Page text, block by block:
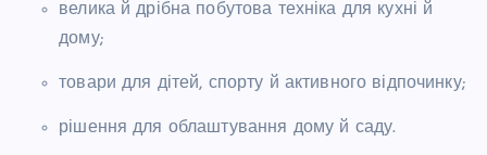
велика й дрібна побутова техніка для кухні й
дому;
товари для дітей, спорту й активного відпочинку;
рішення для облаштування дому й саду.